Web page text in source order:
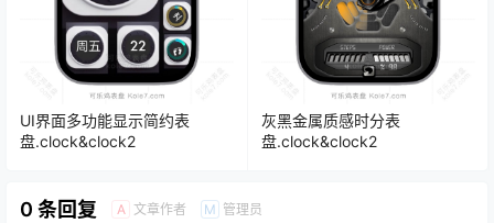
UI界面多功能显示简约表
盘.clock&clock2
灰黑金属质感时分表
盘.clock&clock2
0 条回复 A 文章作者 M 管理员